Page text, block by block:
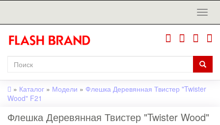
» Каталог » Модели » Флешка Деревянная Твистер "Twister
Wood" F21
Флешка Деревянная Твистер "Twister Wood"